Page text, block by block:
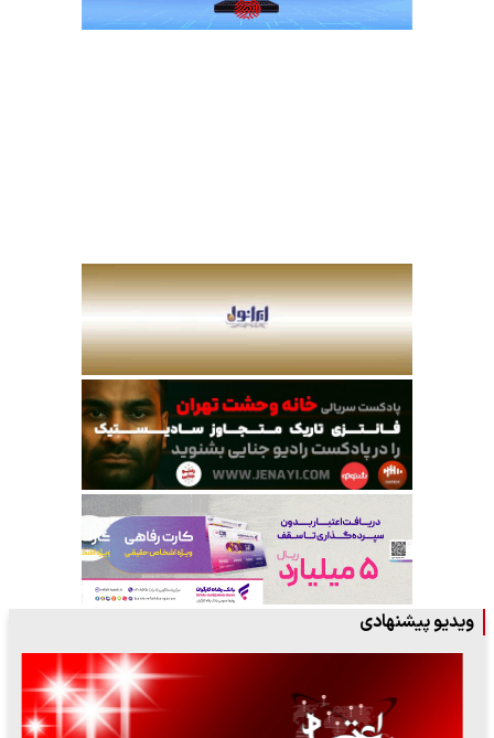
ویدیو پیشنهادی